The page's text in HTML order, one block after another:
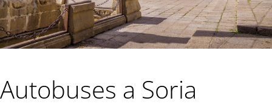
Autobuses a Soria